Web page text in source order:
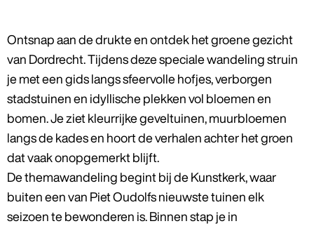
Ontsnap aan de drukte en ontdek het groene gezicht
van Dordrecht. Tijdens deze speciale wandeling struin
je met een gids langs sfeervolle hofjes, verborgen
stadstuinen en idyllische plekken vol bloemen en
bomen. Je ziet kleurrijke geveltuinen, muurbloemen
langs de kades en hoort de verhalen achter het groen
dat vaak onopgemerkt blijft.
De themawandeling begint bij de Kunstkerk, waar
buiten een van Piet Oudolfs nieuwste tuinen elk
seizoen te bewonderen is. Binnen stap je in